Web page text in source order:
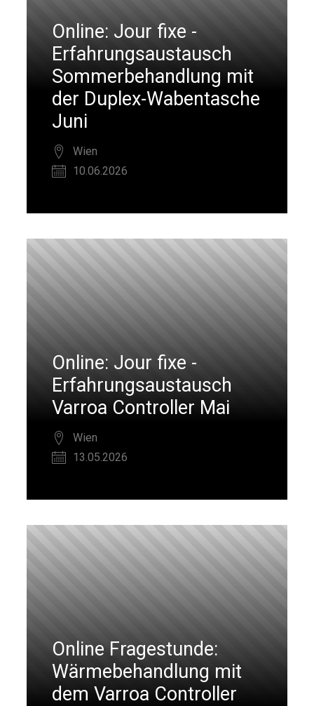
Online: Jour fixe -
Erfahrungsaustausch
Sommerbehandlung mit
der Duplex-Wabentasche
Juni
Wien
10.06.2026
Online: Jour fixe -
Erfahrungsaustausch
Varroa Controller Mai
Wien
13.05.2026
Online Fragestunde:
Wärmebehandlung mit
dem Varroa Controller